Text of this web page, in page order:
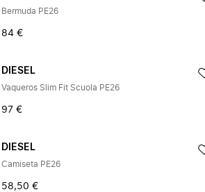
Bermuda PE26
84 €
DIESEL
Vaqueros Slim Fit Scuola PE26
97 €
DIESEL
Camiseta PE26
58,50 €